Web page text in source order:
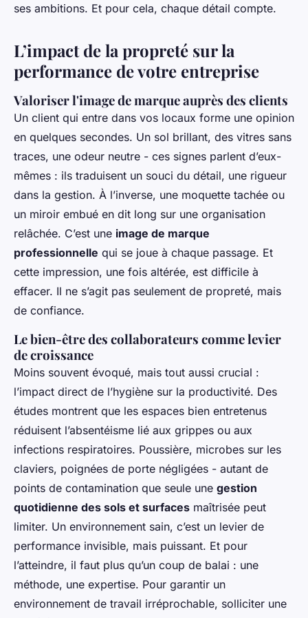
ses ambitions. Et pour cela, chaque détail compte.
L’impact de la propreté sur la
performance de votre entreprise
Valoriser l'image de marque auprès des clients
Un client qui entre dans vos locaux forme une opinion
en quelques secondes. Un sol brillant, des vitres sans
traces, une odeur neutre - ces signes parlent d’eux-
mêmes : ils traduisent un souci du détail, une rigueur
dans la gestion. À l’inverse, une moquette tachée ou
un miroir embué en dit long sur une organisation
relâchée. C’est une image de marque
professionnelle qui se joue à chaque passage. Et
cette impression, une fois altérée, est difficile à
effacer. Il ne s’agit pas seulement de propreté, mais
de confiance.
Le bien-être des collaborateurs comme levier
de croissance
Moins souvent évoqué, mais tout aussi crucial :
l’impact direct de l’hygiène sur la productivité. Des
études montrent que les espaces bien entretenus
réduisent l’absentéisme lié aux grippes ou aux
infections respiratoires. Poussière, microbes sur les
claviers, poignées de porte négligées - autant de
points de contamination que seule une gestion
quotidienne des sols et surfaces maîtrisée peut
limiter. Un environnement sain, c’est un levier de
performance invisible, mais puissant. Et pour
l’atteindre, il faut plus qu’un coup de balai : une
méthode, une expertise. Pour garantir un
environnement de travail irréprochable, solliciter une